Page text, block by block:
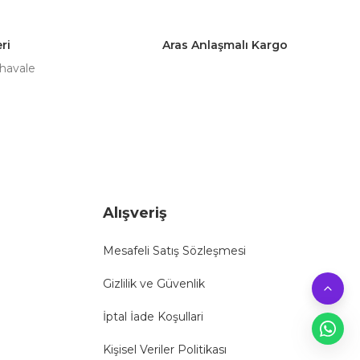
Aras Anlaşmalı Kargo
Alışveriş
Mesafeli Satış Sözleşmesi
Gizlilik ve Güvenlik
İptal İade Koşullari
Kişisel Veriler Politikası